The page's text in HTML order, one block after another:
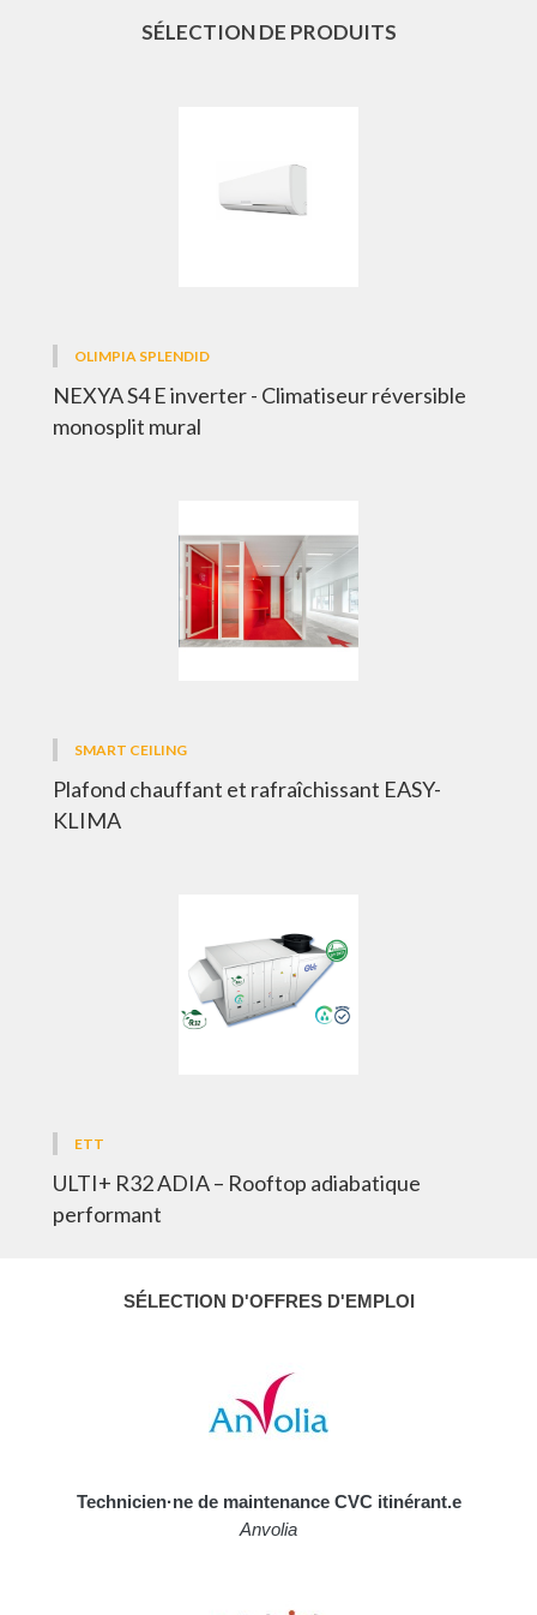
SÉLECTION DE PRODUITS
OLIMPIA SPLENDID
NEXYA S4 E inverter - Climatiseur réversible
monosplit mural
SMART CEILING
Plafond chauffant et rafraîchissant EASY-
KLIMA
ETT
ULTI+ R32 ADIA – Rooftop adiabatique
performant
SÉLECTION D'OFFRES D'EMPLOI
Technicien·ne de maintenance CVC itinérant.e
Anvolia